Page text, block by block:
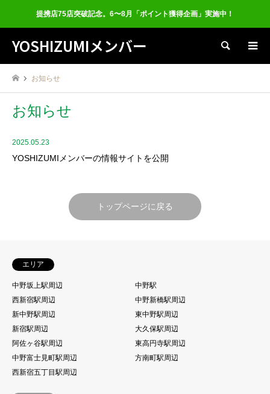
提携店75店突破記念。6〜8月「ポイント獲得企画」実施中！
YOSHIZUMIメンバー 検索
お知らせ
お知らせ
2025.05.23
YOSHIZUMIメンバーの情報サイトを公開
トップページに戻る
エリア
中野坂上駅周辺
中野駅
西新宿駅周辺
中野新橋駅周辺
新中野駅周辺
東中野駅周辺
新宿駅周辺
大久保駅周辺
阿佐ヶ谷駅周辺
東高円寺駅周辺
中野富士見町駅周辺
方南町駅周辺
西新宿五丁目駅周辺